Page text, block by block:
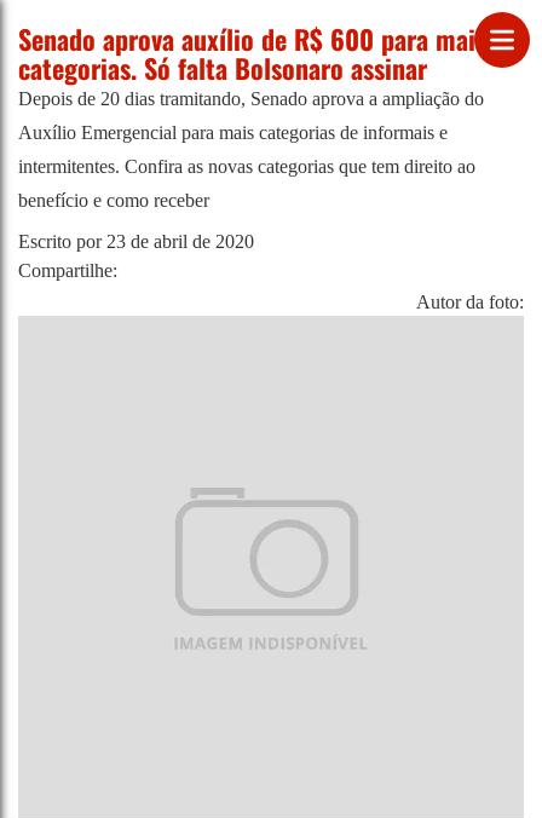
Senado aprova auxílio de R$ 600 para mais
categorias. Só falta Bolsonaro assinar
Depois de 20 dias tramitando, Senado aprova a ampliação do
Auxílio Emergencial para mais categorias de informais e
intermitentes. Confira as novas categorias que tem direito ao
benefício e como receber
Escrito por 23 de abril de 2020
Compartilhe:
Autor da foto: